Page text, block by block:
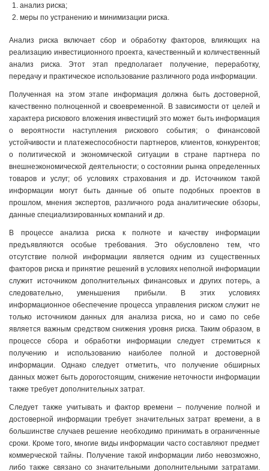
анализ риска;
меры по устранению и минимизации риска.
Анализ риска включает сбор и обработку факторов, влияющих на
реализацию инвестиционного проекта, качественный и количественный
анализ риска. Этот этап предполагает получение, переработку,
передачу и практическое использование различного рода информации.
Полученная на этом этапе информация должна быть достоверной,
качественно полноценной и своевременной. В зависимости от целей и
характера рискового вложения инвестиций это может быть информация
о вероятности наступления рискового события; о финансовой
устойчивости и платежеспособности партнеров, клиентов, конкурентов;
о политической и экономической ситуации в стране партнера по
внешнеэкономической деятельности; о состоянии рынка определенных
товаров и услуг; об условиях страхования и др. Источником такой
информации могут быть данные об опыте подобных проектов в
прошлом, мнения экспертов, различного рода аналитические обзоры,
данные специализированных компаний и др.
В процессе анализа риска к полноте и качеству информации
предъявляются особые требования. Это обусловлено тем, что
отсутствие полной информации является одним из существенных
факторов риска и принятие решений в условиях неполной информации
служит источником дополнительных финансовых и других потерь, а
следовательно, уменьшения прибыли. В этих условиях
информационное обеспечение процесса управления риском служит не
только источником данных для анализа риска, но и само по себе
является важным средством снижения уровня риска. Таким образом, в
процессе сбора и обработки информации следует стремиться к
получению и использованию наиболее полной и достоверной
информации. Однако следует отметить, что получение обширных
данных может быть дорогостоящим, снижение неточности информации
также требует дополнительных затрат.
Следует также учитывать и фактор времени – получение полной и
достоверной информации требует значительных затрат времени, а в
большинстве случаев решение необходимо принимать в ограниченные
сроки. Кроме того, многие виды информации часто составляют предмет
коммерческой тайны. Получение такой информации либо невозможно,
либо также связано со значительными дополнительными затратами.